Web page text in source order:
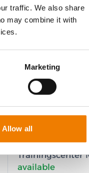
traffic. We also share
may combine it with
Marketing
Allow all
UPCOMING DATES
24.08.2026 -
Sassnitz /
available
26.08.2026 -
Sassnitz /
available